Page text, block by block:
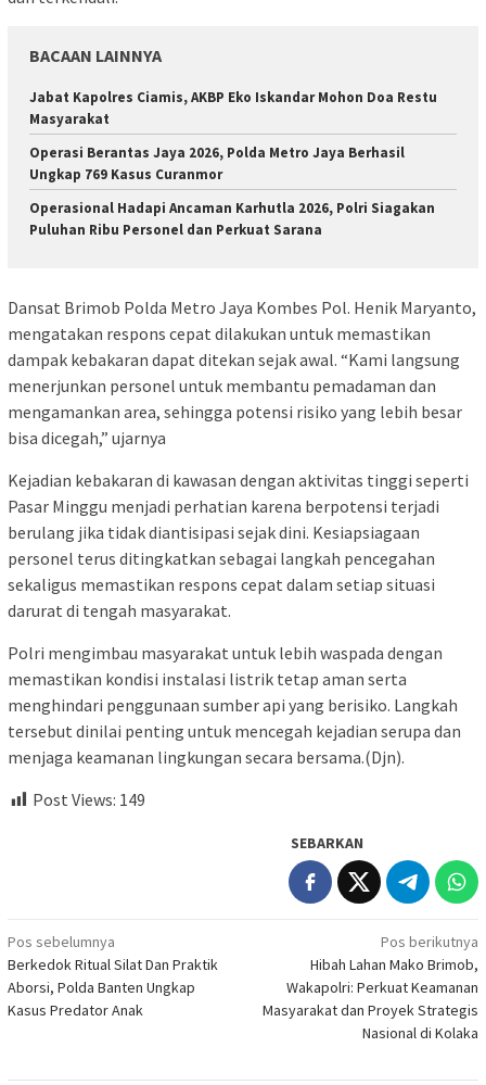
BACAAN LAINNYA
Jabat Kapolres Ciamis, AKBP Eko Iskandar Mohon Doa Restu
Masyarakat
Operasi Berantas Jaya 2026, Polda Metro Jaya Berhasil
Ungkap 769 Kasus Curanmor
Operasional Hadapi Ancaman Karhutla 2026, Polri Siagakan
Puluhan Ribu Personel dan Perkuat Sarana
Dansat Brimob Polda Metro Jaya Kombes Pol. Henik Maryanto,
mengatakan respons cepat dilakukan untuk memastikan
dampak kebakaran dapat ditekan sejak awal. “Kami langsung
menerjunkan personel untuk membantu pemadaman dan
mengamankan area, sehingga potensi risiko yang lebih besar
bisa dicegah,” ujarnya
Kejadian kebakaran di kawasan dengan aktivitas tinggi seperti
Pasar Minggu menjadi perhatian karena berpotensi terjadi
berulang jika tidak diantisipasi sejak dini. Kesiapsiagaan
personel terus ditingkatkan sebagai langkah pencegahan
sekaligus memastikan respons cepat dalam setiap situasi
darurat di tengah masyarakat.
Polri mengimbau masyarakat untuk lebih waspada dengan
memastikan kondisi instalasi listrik tetap aman serta
menghindari penggunaan sumber api yang berisiko. Langkah
tersebut dinilai penting untuk mencegah kejadian serupa dan
menjaga keamanan lingkungan secara bersama.(Djn).
Post Views: 149
SEBARKAN
Navigasi
pos
Pos sebelumnya
​Berkedok Ritual Silat Dan Praktik
Aborsi, Polda Banten Ungkap
Kasus Predator Anak
Pos berikutnya
Hibah Lahan Mako Brimob,
Wakapolri: Perkuat Keamanan
Masyarakat dan Proyek Strategis
Nasional di Kolaka